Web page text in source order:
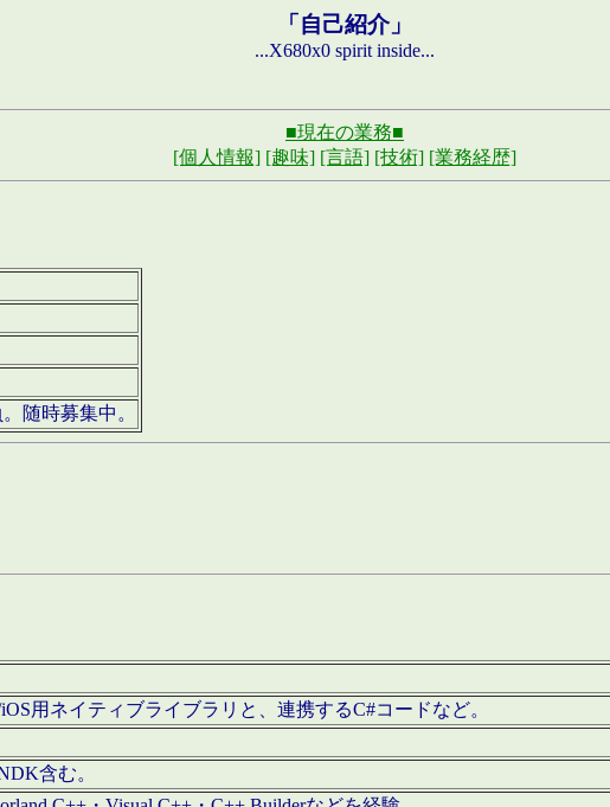
「自己紹介」
...X680x0 spirit inside...
■現在の業務■
[個人情報] [趣味] [言語] [技術] [業務経歴]
随時募集中。
用ネイティブライブラリと、連携するC#コードなど。
含む。